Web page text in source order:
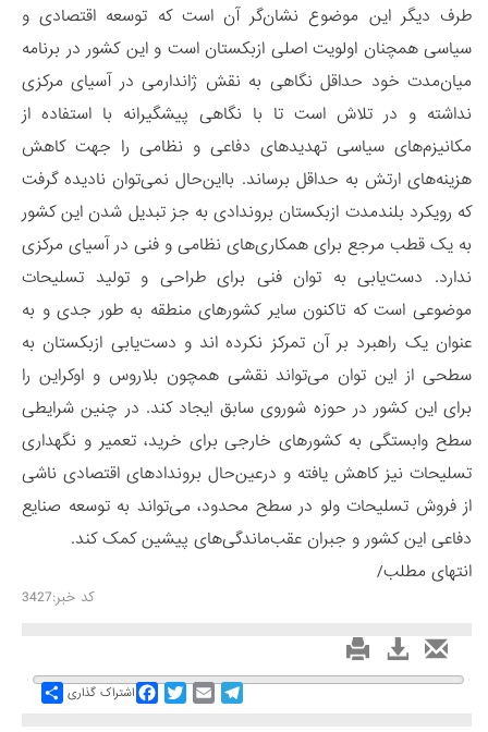
طرف دیگر این موضوع نشان‌گر آن است که توسعه اقتصادی و
سیاسی همچنان اولویت اصلی ازبکستان است و این کشور در برنامه
میان‌مدت خود حداقل نگاهی به نقش ژاندارمی در آسیای مرکزی
نداشته و در تلاش است تا با نگاهی پیشگیرانه با استفاده از
مکانیزم‌های سیاسی تهدیدهای دفاعی و نظامی را جهت کاهش
هزینه‌های ارتش به حداقل برساند. بااین‌حال نمی‌توان نادیده گرفت
که رویکرد بلندمدت ازبکستان بروندادی به جز تبدیل شدن این کشور
به یک قطب مرجع برای همکاری‌های نظامی و فنی در آسیای مرکزی
ندارد. دست‌یابی به توان فنی برای طراحی و تولید تسلیحات
موضوعی است که تاکنون سایر کشورهای منطقه به طور جدی و به
عنوان یک راهبرد بر آن تمرکز نکرده اند و دست‌یابی ازبکستان به
سطحی از این توان می‌تواند نقشی همچون بلاروس و اوکراین را
برای این کشور در حوزه شوروی سابق ایجاد کند. در چنین شرایطی
سطح وابستگی به کشورهای خارجی برای خرید، تعمیر و نگهداری
تسلیحات نیز کاهش یافته و درعین‌حال بروندادهای اقتصادی ناشی
از فروش تسلیحات ولو در سطح محدود، می‌تواند به توسعه صنایع
دفاعی این کشور و جبران عقب‌ماندگی‌های پیشین کمک کند.
انتهای مطلب/
کد خبر:3427
Share اشتراک گذاری
FacebookTwitterEmail
Telegram